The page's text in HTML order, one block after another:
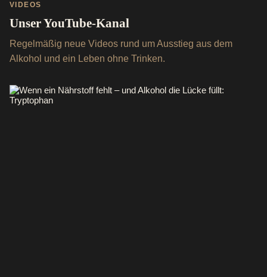
VIDEOS
Unser YouTube-Kanal
Regelmäßig neue Videos rund um Ausstieg aus dem
Alkohol und ein Leben ohne Trinken.